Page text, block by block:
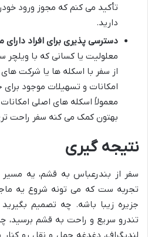
تأکید می کنم که مجوز ورود
دارید.
دسترسی پذیری برای افراد دارای
معلولیت یا کسانی که با ویلچر
از سفر با اسکله ها یا شرکت
امکانات و تسهیلات موجود
معمولاً اسکله های اصلی امکانات
بهتون کمک می کنه سفر راحت
نتیجه گیری
سفر از بندرعباس به قشم، یه مسیر
تجربه ست که می تونه شروع یه
جزیره زیبا باشه. چه تصمیم
تندرو سریع و راحت به قشم برسید،